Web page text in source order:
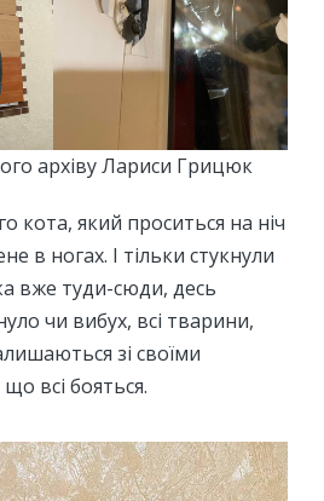
архіву Лариси Грицюк
кота, який проситься на ніч
в ногах. І тільки стукнули
вже туди-сюди, десь
чи вибух, всі тварини,
зі своїми
всі бояться.